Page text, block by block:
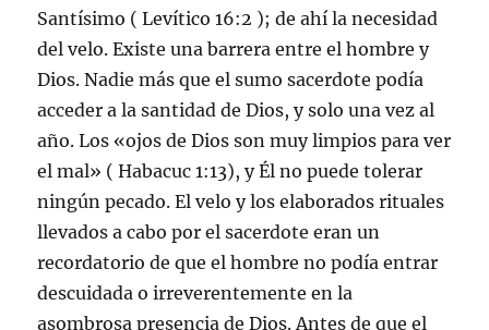
Santísimo ( Levítico 16:2 ); de ahí la necesidad
del velo. Existe una barrera entre el hombre y
Dios. Nadie más que el sumo sacerdote podía
acceder a la santidad de Dios, y solo una vez al
año. Los «ojos de Dios son muy limpios para ver
el mal» ( Habacuc 1:13), y Él no puede tolerar
ningún pecado. El velo y los elaborados rituales
llevados a cabo por el sacerdote eran un
recordatorio de que el hombre no podía entrar
descuidada o irreverentemente en la
asombrosa presencia de Dios. Antes de que el